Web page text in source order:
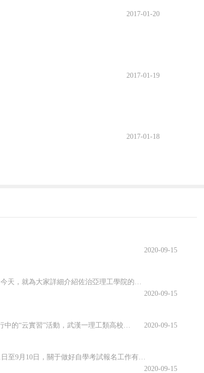
2017-01-20
2017-01-19
2017-01-18
2020-09-15
佐治亞理工學院開設了許多專業，其中有很多都名類前茅。那么該學院有哪些優勢專業呢？今天，就為大家詳細介紹佐治亞理工學院的優勢專業，感興趣的小伙伴一起來看看吧！佐治亞理工學院優勢專業1.商學院優勢專業：生產管理專業佐治亞理工學院生產管理是為期兩年的碩士課程，將教學生如何運用可持續系統設計和持續改進等基本...
2020-09-15
2020-09-15
2020-09-15